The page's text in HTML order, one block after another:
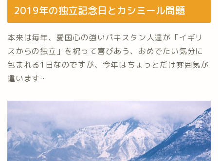
2019年の独立記念日とカシミール問題
本来は毎年、愛国心の強いパキスタン人達が「イギリ
スからの独立」を祝って喜びあう、おめでたい気分に
包まれる1日なのですが、今年はちょっとだけ雰囲気が
違います…